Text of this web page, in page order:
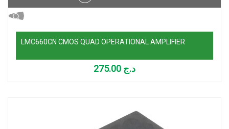
LMC660CN CMOS QUAD OPERATIONAL AMPLIFIER
د.ج